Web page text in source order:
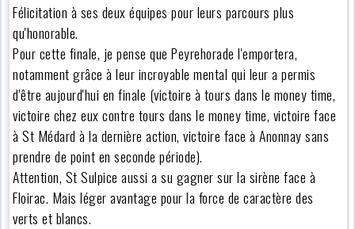
Félicitation à ses deux équipes pour leurs parcours plus
qu'honorable.
Pour cette finale, je pense que Peyrehorade l'emportera,
notamment grâce à leur incroyable mental qui leur a permis
d'être aujourd'hui en finale (victoire à tours dans le money time,
victoire chez eux contre tours dans le money time, victoire face
à St Médard à la dernière action, victoire face à Anonnay sans
prendre de point en seconde période).
Attention, St Sulpice aussi a su gagner sur la sirène face à
Floirac. Mais léger avantage pour la force de caractère des
verts et blancs.